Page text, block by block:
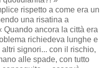
rispetto a come era un
una risatina a
ancora la città era
richiedeva lunghe e
signori... con il rischio,
alle spade, con tutto